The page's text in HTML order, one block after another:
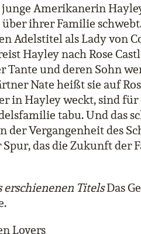
Amerikanerin
ihrer Familie
Adelstitel als Lady von
Hayley nach Rose
und deren Sohn
Nate heißt sie auf
in Hayley weckt, sind für
tabu. Und das
Vergangenheit des
das die Zukunft der
erschienenen TitelsDas
Lovers